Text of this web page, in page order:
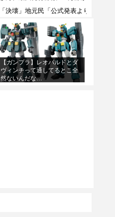
【ガンプラ】レオパルドとダ
ヴィンチって通してるとこ全
然ないんだな…